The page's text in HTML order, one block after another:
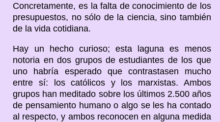
Concretamente, es la falta de conocimiento de los
presupuestos, no sólo de la ciencia, sino también
de la vida cotidiana.
Hay un hecho curioso; esta laguna es menos
notoria en dos grupos de estudiantes de los que
uno habría esperado que contrastasen mucho
entre sí: los católicos y los marxistas. Ambos
grupos han meditado sobre los últimos 2.500 años
de pensamiento humano o algo se les ha contado
al respecto, y ambos reconocen en alguna medida